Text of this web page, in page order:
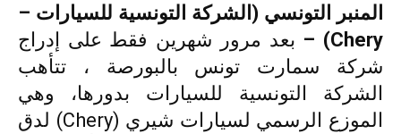
المنبر التونسي (الشركة التونسية للسيارات –
Chery) –
بعد مرور شهرين فقط على إدراج
شركة سمارت تونس بالبورصة ، تتأهب
الشركة التونسية للسيارات بدورها، وهي
الموزع الرسمي لسيارات شيري (Chery) لدق